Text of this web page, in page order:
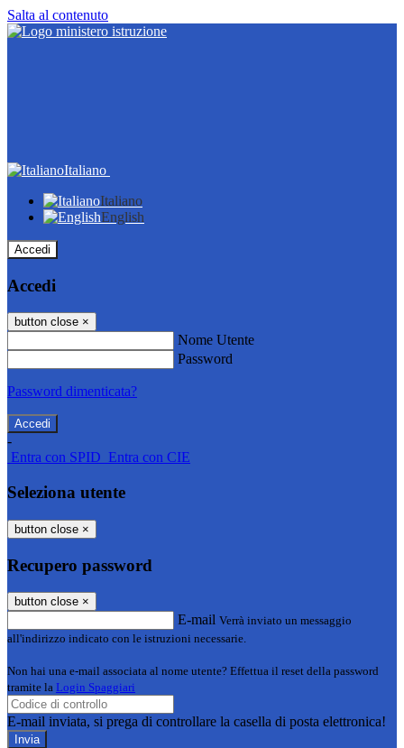
Salta al contenuto
Italiano
Italiano
English
Accedi
Accedi
button close ×
Nome Utente
Password
Password dimenticata?
-
Entra con SPID Entra con CIE
Seleziona utente
button close ×
Recupero password
button close ×
E-mail Verrà inviato un messaggio
all'indirizzo indicato con le istruzioni necessarie.
Non hai una e-mail associata al nome utente? Effettua il reset della password
tramite la Login Spaggiari
E-mail inviata, si prega di controllare la casella di posta elettronica!